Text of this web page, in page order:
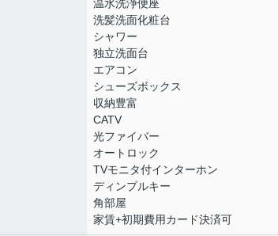
温水洗浄便座
洗髪洗面化粧台
シャワー
独立洗面台
エアコン
シューズボックス
収納豊富
CATV
光ファイバー
オートロック
TVモニタ付インターホン
ディンプルキー
角部屋
家賃+初期費用カード決済可